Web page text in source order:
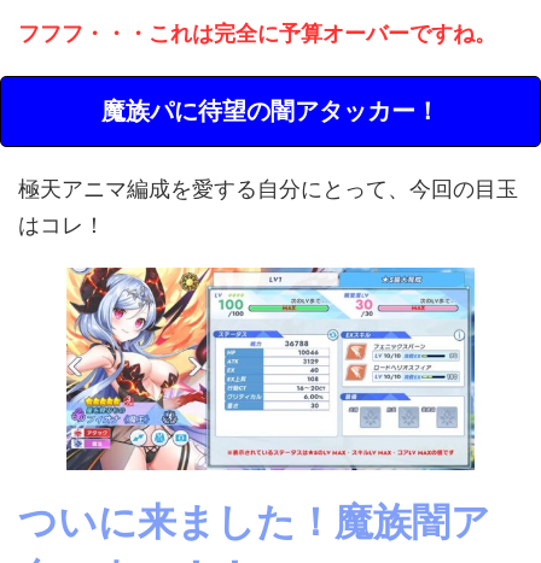
フフフ・・・これは完全に予算オーバーですね。
魔族パに待望の闇アタッカー！
極天アニマ編成を愛する自分にとって、今回の目玉
はコレ！
ついに来ました！魔族闇ア